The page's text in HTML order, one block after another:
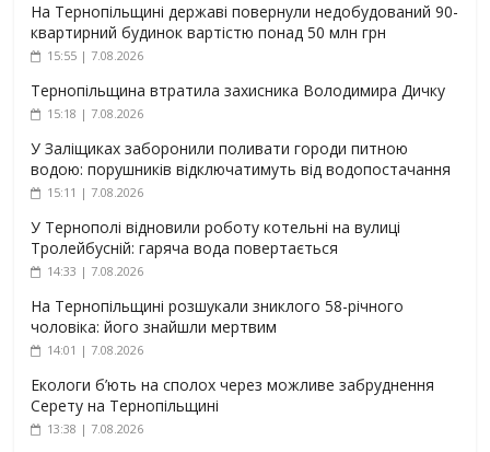
На Тернопільщині державі повернули недобудований 90-
квартирний будинок вартістю понад 50 млн грн
15:55 | 7.08.2026
Тернопільщина втратила захисника Володимира Дичку
15:18 | 7.08.2026
У Заліщиках заборонили поливати городи питною
водою: порушників відключатимуть від водопостачання
15:11 | 7.08.2026
У Тернополі відновили роботу котельні на вулиці
Тролейбусній: гаряча вода повертається
14:33 | 7.08.2026
На Тернопільщині розшукали зниклого 58-річного
чоловіка: його знайшли мертвим
14:01 | 7.08.2026
Екологи б’ють на сполох через можливе забруднення
Серету на Тернопільщині
13:38 | 7.08.2026